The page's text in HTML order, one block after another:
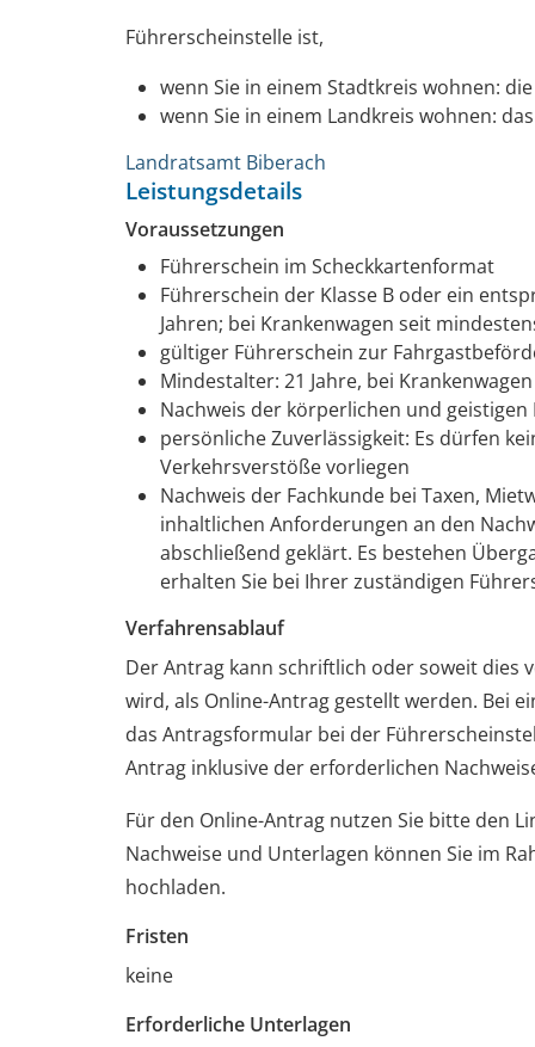
Führerscheinstelle ist,
wenn Sie in einem Stadtkreis wohnen:
wenn Sie in einem Landkreis wohnen:
Landratsamt Biberach
Leistungsdetails
Voraussetzungen
Führerschein im Scheckkartenformat
Führerschein der Klasse B oder ein
Jahren; bei Krankenwagen seit
gültiger Führerschein zur
Mindestalter: 21 Jahre, bei Krankenwagen
Nachweis der körperlichen und geistigen
persönliche Zuverlässigkeit: Es dürfen
Verkehrsverstöße vorliegen
Nachweis der Fachkunde bei Taxen,
inhaltlichen Anforderungen an den
abschließend geklärt. Es bestehen
erhalten Sie bei Ihrer zuständigen
Verfahrensablauf
Der Antrag kann schriftlich oder soweit dies
wird, als Online-Antrag gestellt werden. Bei
das Antragsformular bei der
Antrag inklusive der erforderlichen
Für den Online-Antrag nutzen Sie bitte den
Nachweise und Unterlagen können Sie im
hochladen.
Fristen
keine
Erforderliche Unterlagen